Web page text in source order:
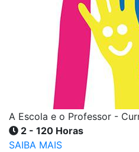
A Escola e o Professor -
2 - 120 Horas
SAIBA MAIS